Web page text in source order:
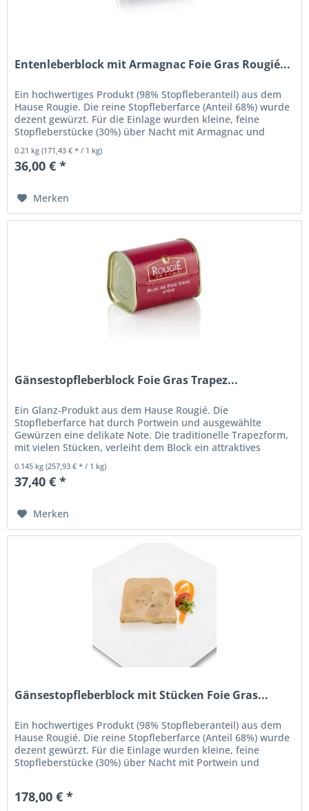
Entenleberblock mit Armagnac Foie Gras Rougié...
Ein hochwertiges Produkt (98% Stopfleberanteil) aus dem
Hause Rougie. Die reine Stopfleberfarce (Anteil 68%) wurde
dezent gewürzt. Für die Einlage wurden kleine, feine
Stopfleberstücke (30%) über Nacht mit Armagnac und
0.21 kg(171,43 € * / 1 kg)
36,00 € *
Merken
Gänsestopfleberblock Foie Gras Trapez...
Ein Glanz-Produkt aus dem Hause Rougié. Die
Stopfleberfarce hat durch Portwein und ausgewählte
Gewürzen eine delikate Note. Die traditionelle Trapezform,
mit vielen Stücken, verleiht dem Block ein attraktives
0.145 kg(257,93 € * / 1 kg)
37,40 € *
Merken
Gänsestopfleberblock mit Stücken Foie Gras...
Ein hochwertiges Produkt (98% Stopfleberanteil) aus dem
Hause Rougié. Die reine Stopfleberfarce (Anteil 68%) wurde
dezent gewürzt. Für die Einlage wurden kleine, feine
Stopfleberstücke (30%) über Nacht mit Portwein und
178,00 € *